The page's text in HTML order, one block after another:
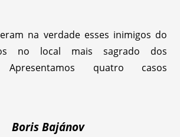
na verdade esses inimigos do
no local mais sagrado dos
quatro casos
Boris Bajánov